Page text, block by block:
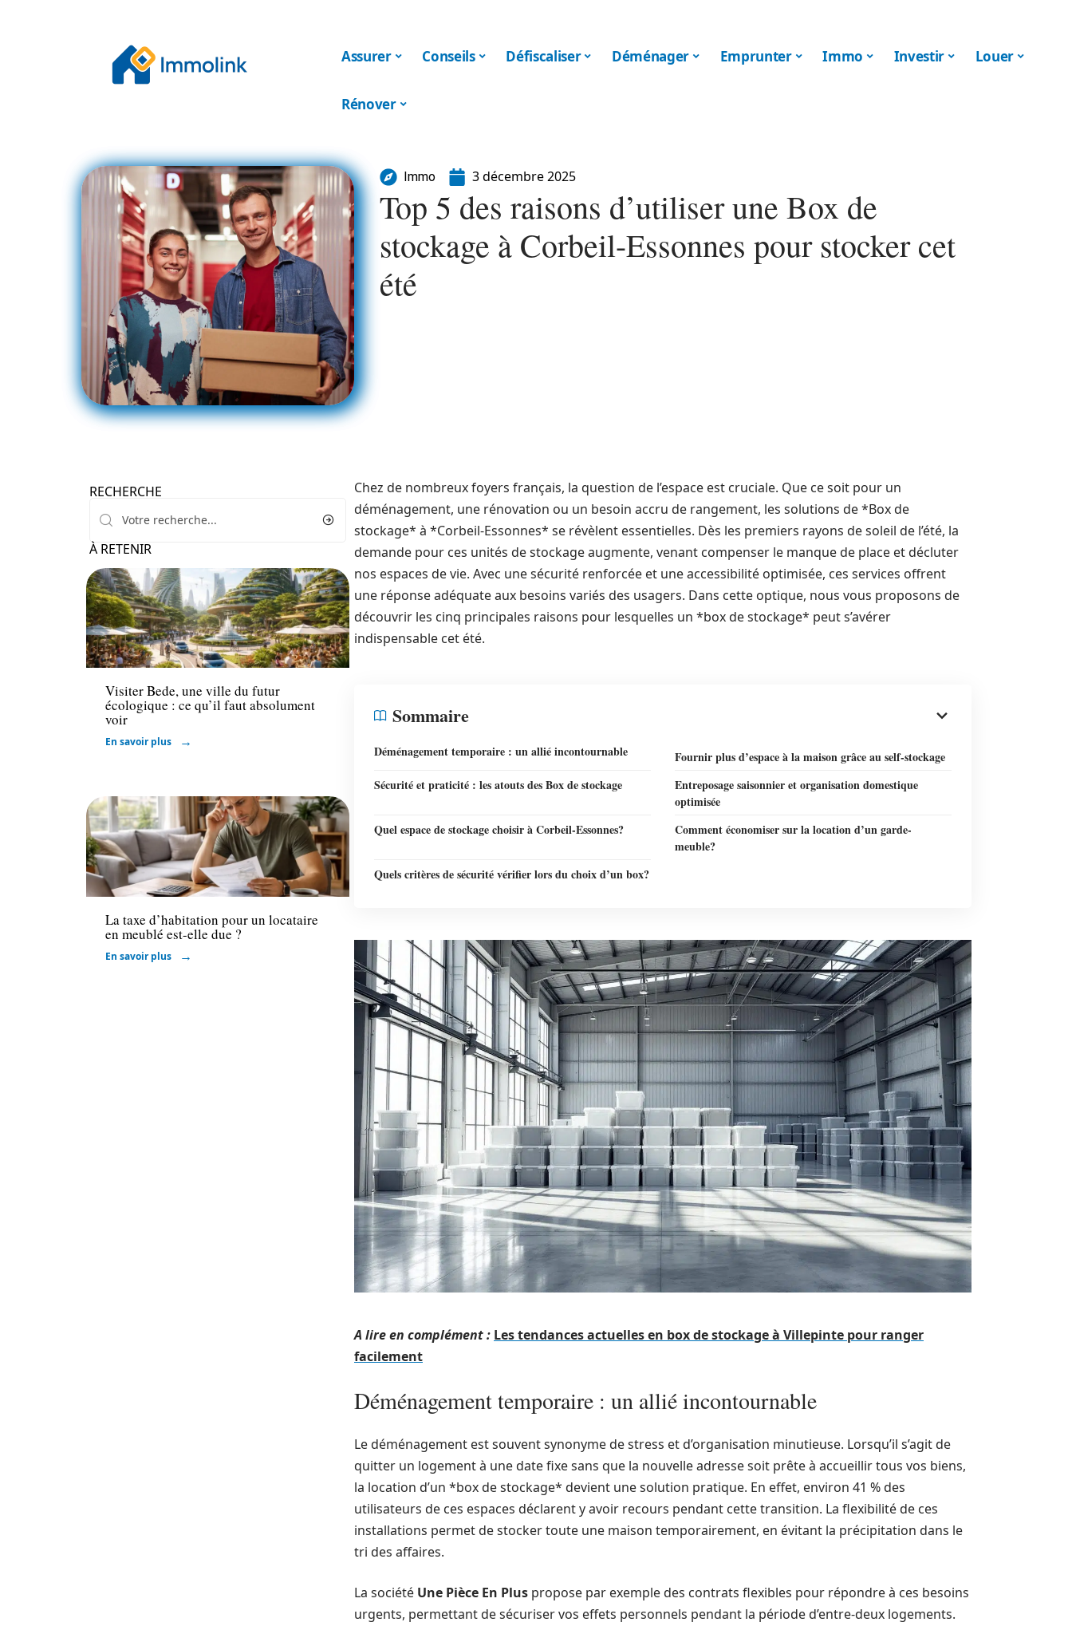
Assurer Conseils Défiscaliser Déménager Emprunter Immo Investir Louer
Rénover
Immo 3 décembre 2025
Top 5 des raisons d’utiliser une Box de
stockage à Corbeil-Essonnes pour stocker cet
été
RECHERCHE
À RETENIR
Conseils
Visiter Bede, une ville du futur
écologique : ce qu’il faut absolument
voir
En savoir plus
Immo
La taxe d’habitation pour un locataire
en meublé est-elle due ?
En savoir plus
Chez de nombreux foyers français, la question de l’espace est cruciale. Que ce soit pour un
déménagement, une rénovation ou un besoin accru de rangement, les solutions de *Box de
stockage* à *Corbeil-Essonnes* se révèlent essentielles. Dès les premiers rayons de soleil de l’été, la
demande pour ces unités de stockage augmente, venant compenser le manque de place et décluter
nos espaces de vie. Avec une sécurité renforcée et une accessibilité optimisée, ces services offrent
une réponse adéquate aux besoins variés des usagers. Dans cette optique, nous vous proposons de
découvrir les cinq principales raisons pour lesquelles un *box de stockage* peut s’avérer
indispensable cet été.
Sommaire
Déménagement temporaire : un allié incontournable
Fournir plus d’espace à la maison grâce au self-stockage
Sécurité et praticité : les atouts des Box de stockage
Entreposage saisonnier et organisation domestique
optimisée
Quel espace de stockage choisir à Corbeil-Essonnes?
Comment économiser sur la location d’un garde-
meuble?
Quels critères de sécurité vérifier lors du choix d’un box?
A lire en complément : Les tendances actuelles en box de stockage à Villepinte pour ranger
facilement
Déménagement temporaire : un allié incontournable
Le déménagement est souvent synonyme de stress et d’organisation minutieuse. Lorsqu’il s’agit de
quitter un logement à une date fixe sans que la nouvelle adresse soit prête à accueillir tous vos biens,
la location d’un *box de stockage* devient une solution pratique. En effet, environ 41 % des
utilisateurs de ces espaces déclarent y avoir recours pendant cette transition. La flexibilité de ces
installations permet de stocker toute une maison temporairement, en évitant la précipitation dans le
tri des affaires.
La société Une Pièce En Plus propose par exemple des contrats flexibles pour répondre à ces besoins
urgents, permettant de sécuriser vos effets personnels pendant la période d’entre-deux logements.